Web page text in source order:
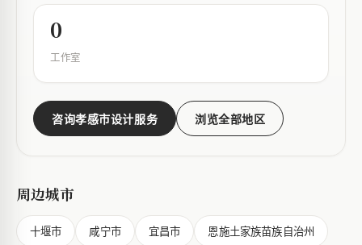
0
工作室
咨询孝感市设计服务 浏览全部地区
周边城市
十堰市 咸宁市 宜昌市 恩施土家族苗族自治州